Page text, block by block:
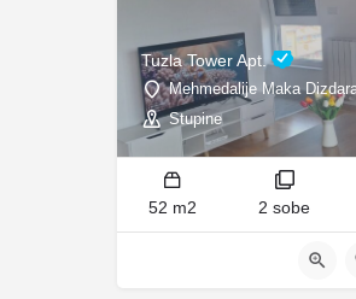
Tuzla Tower Apt.
Mehmedalije Maka
Stupine
52 m2 2 sobe